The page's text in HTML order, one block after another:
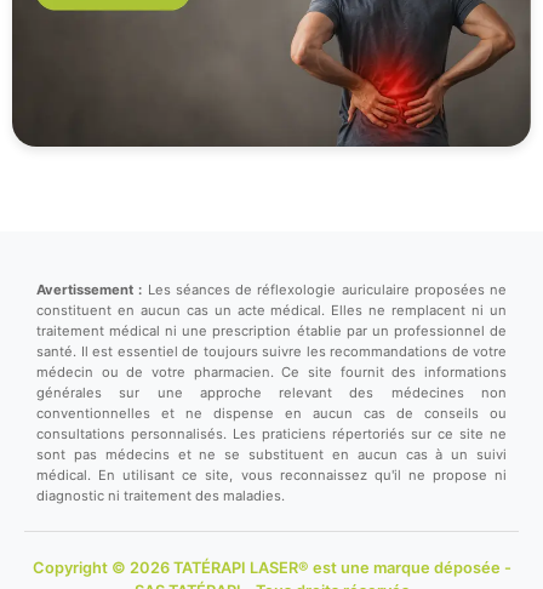
Avertissement : Les séances de réflexologie auriculaire proposées ne
constituent en aucun cas un acte médical. Elles ne remplacent ni un
traitement médical ni une prescription établie par un professionnel de
santé. Il est essentiel de toujours suivre les recommandations de votre
médecin ou de votre pharmacien. Ce site fournit des informations
générales sur une approche relevant des médecines non
conventionnelles et ne dispense en aucun cas de conseils ou
consultations personnalisés. Les praticiens répertoriés sur ce site ne
sont pas médecins et ne se substituent en aucun cas à un suivi
médical. En utilisant ce site, vous reconnaissez qu'il ne propose ni
diagnostic ni traitement des maladies.
Copyright © 2026 TATÉRAPI LASER® est une marque déposée -